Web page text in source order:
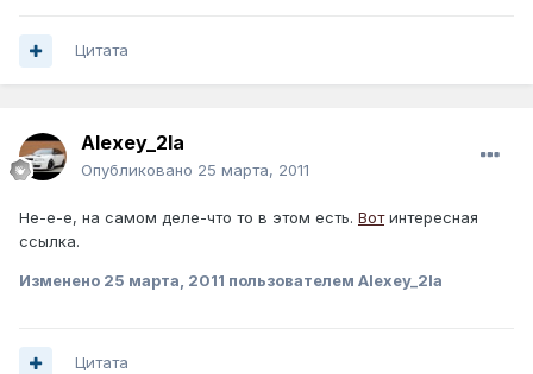
Цитата
Alexey_2la
Опубликовано 25 марта, 2011
Не-е-е, на самом деле-что то в этом есть. Вотинтересная
ссылка.
Изменено 25 марта, 2011 пользователем Alexey_2la
Цитата